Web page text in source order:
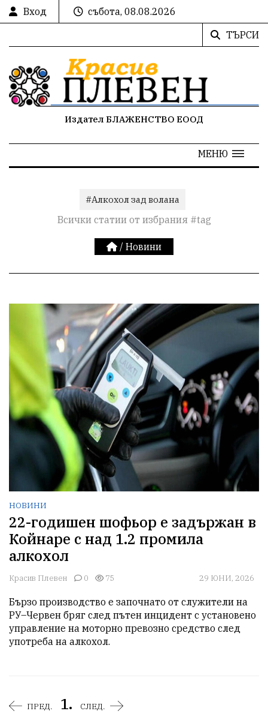
Вход
събота, 08.08.2026
ТЪРСИ
Издател БЛАЖЕНСТВО ЕООД
МЕНЮ
#Алкохол зад волана
Всички статии от избрания #tag
/ Новини
НОВИНИ
22-годишен шофьор е задържан в
Койнаре с над 1.2 промила
алкохол
Красив Плевен 0 75 29 ЮНИ, 2026
Бързо производство е започнато от служители на
РУ–Червен бряг след пътен инцидент с установено
управление на моторно превозно средство след
употреба на алкохол.
ПРЕД. 1. СЛЕД.